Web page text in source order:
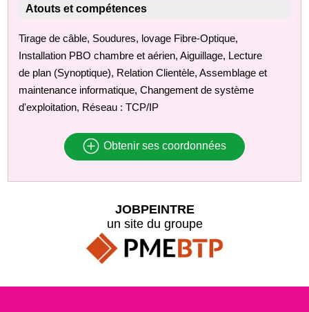
Atouts et compétences
Tirage de câble, Soudures, lovage Fibre-Optique,
Installation PBO chambre et aérien, Aiguillage, Lecture
de plan (Synoptique), Relation Clientèle, Assemblage et
maintenance informatique, Changement de système
d'exploitation, Réseau : TCP/IP
Obtenir ses coordonnées
JOBPEINTRE
un site du groupe